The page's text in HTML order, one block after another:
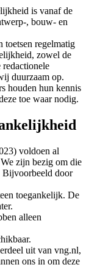
is vanaf de
, bouw- en
toetsen regelmatig
zowel de
redactionele
duurzaam op.
houden hun kennis
toe waar nodig.
voldoen al
zijn bezig om die
Bijvoorbeeld door
toegankelijk. De
alleen
uit van vng.nl,
ons in om deze